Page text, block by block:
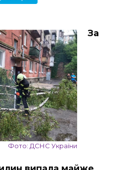
Фото: ДСНС України
За